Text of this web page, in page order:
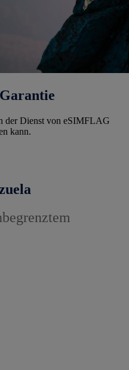
der Dienst von eSIMFLAG
kann.